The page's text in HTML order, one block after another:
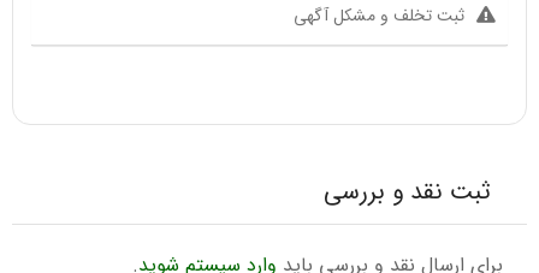
ثبت تخلف و مشکل آگهی
ثبت نقد و بررسی
برای ارسال نقد و بررسی باید وارد سیستم شوید.